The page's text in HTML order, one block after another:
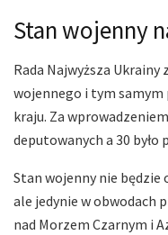
Stan wojenny
Rada Najwyższa Ukrainy
wojennego i tym samym
kraju. Za
deputowanych a 30 było
Stan wojenny nie będzie
ale jedynie w obwodach
nad Morzem Czarnym i